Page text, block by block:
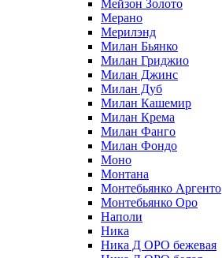
Мейзон Золото
Мерано
Мерилэнд
Милан Бьянко
Милан Гриджио
Милан Джинс
Милан Дуб
Милан Кашемир
Милан Крема
Милан Фанго
Милан Фондо
Моно
Монтана
Монтебьянко Аргенто
Монтебьянко Оро
Наполи
Ника
Ника Д ОРО бежевая